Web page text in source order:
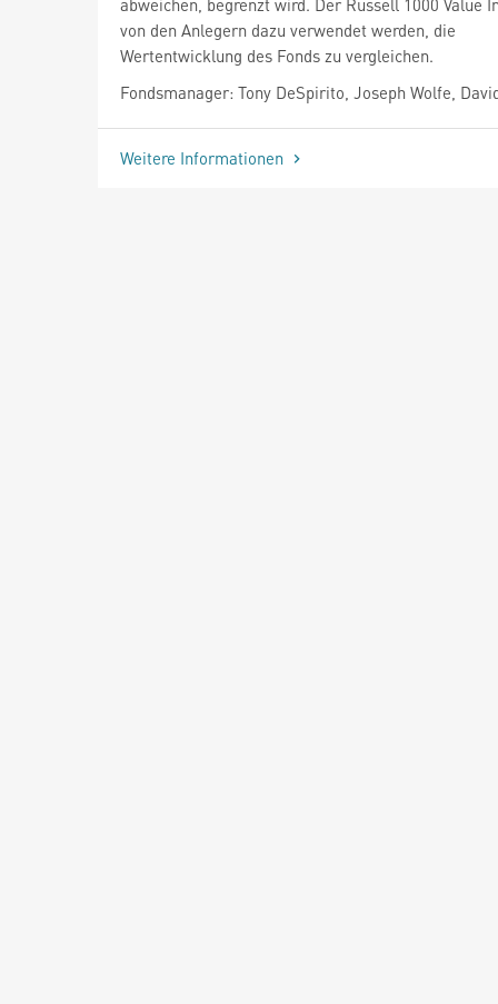
von den Anlegern dazu verwendet werden, die
Wertentwicklung des Fonds zu vergleichen.
Fondsmanager: Tony DeSpirito, Joseph Wolfe,
Weitere Informationen